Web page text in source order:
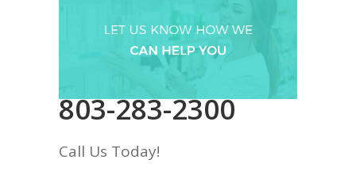
803-283-2300
Call Us Today!